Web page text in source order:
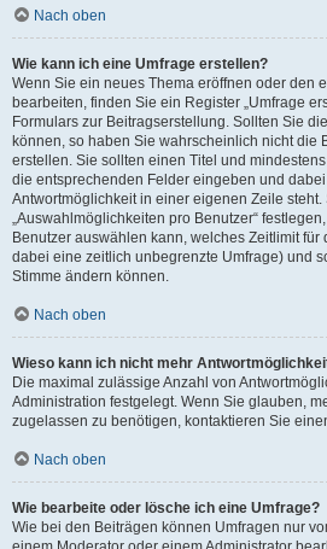
Nach oben
Wie kann ich eine Umfrage erstellen?
Wenn Sie ein neues Thema eröffnen oder den
bearbeiten, finden Sie ein Register „Umfrage
Formulars zur Beitragserstellung. Sollten Sie
können, so haben Sie wahrscheinlich nicht die
erstellen. Sie sollten einen Titel und
die entsprechenden Felder eingeben und
Antwortmöglichkeit in einer eigenen Zeile
„Auswahlmöglichkeiten pro Benutzer“
Benutzer auswählen kann, welches Zeitlimit
dabei eine zeitlich unbegrenzte Umfrage) und
Stimme ändern können.
Nach oben
Wieso kann ich nicht mehr
Die maximal zulässige Anzahl von
Administration festgelegt. Wenn Sie glauben,
zugelassen zu benötigen, kontaktieren Sie
Nach oben
Wie bearbeite oder lösche ich eine Umfrage?
Wie bei den Beiträgen können Umfragen nur